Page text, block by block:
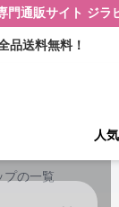
門通販サイト ジラ
品送料無料！
人
プの一覧